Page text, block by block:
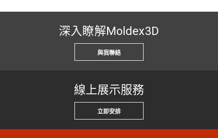
深入瞭解Moldex3D
與我聯絡
線上展示服務
立即安排